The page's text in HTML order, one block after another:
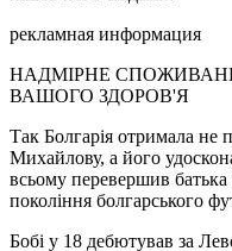
рекламная информация
НАДМІРНЕ
ВАШОГО ЗДОРОВ'Я
Так Болгарія отримала не
Михайлову, а його
всьому перевершив батька
покоління болгарського
Бобі у 18 дебютував за